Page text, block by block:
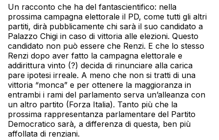
Un racconto che ha del fantascientifico: nella
prossima campagna elettorale il PD, come tutti gli altri
partiti, dirà pubblicamente chi sarà il suo candidato a
Palazzo Chigi in caso di vittoria alle elezioni. Questo
candidato non può essere che Renzi. E che lo stesso
Renzi dopo aver fatto la campagna elettorale e
addirittura vinto (?) decida di rinunciare alla carica
pare ipotesi irreale. A meno che non si tratti di una
vittoria “monca” e per ottenere la maggioranza in
entrambi i rami del parlamento serva un’alleanza con
un altro partito (Forza Italia). Tanto più che la
prossima rappresentanza parlamentare del Partito
Democratico sarà, a differenza di questa, ben più
affollata di renziani.